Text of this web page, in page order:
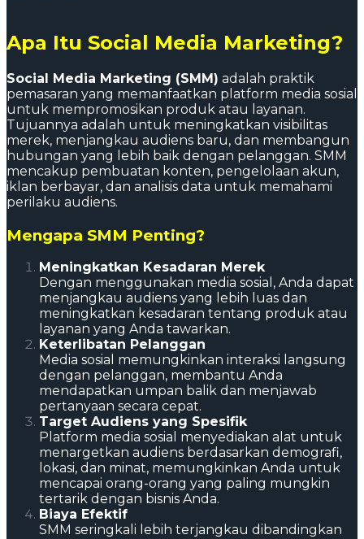
Apa Itu Social Media Marketing?
Social Media Marketing (SMM) adalah praktik
pemasaran yang memanfaatkan platform media sosial
untuk mempromosikan produk atau layanan.
Tujuannya adalah untuk meningkatkan visibilitas
merek, menjangkau audiens baru, dan membangun
hubungan yang lebih baik dengan pelanggan. SMM
mencakup pembuatan konten, pengelolaan akun,
iklan berbayar, dan analisis data untuk memahami
perilaku audiens.
Mengapa SMM Penting?
Meningkatkan Kesadaran Merek
Dengan menggunakan media sosial, Anda dapat
menjangkau audiens yang lebih luas dan
meningkatkan kesadaran tentang produk atau
layanan yang Anda tawarkan.
Keterlibatan Pelanggan
Media sosial memungkinkan interaksi langsung
dengan pelanggan, membantu Anda
mendapatkan umpan balik dan menjawab
pertanyaan secara cepat.
Target Audiens yang Spesifik
Platform media sosial menyediakan alat untuk
menargetkan audiens berdasarkan demografi,
lokasi, dan minat, memungkinkan Anda untuk
mencapai orang-orang yang paling mungkin
tertarik dengan bisnis Anda.
Biaya Efektif
SMM seringkali lebih terjangkau dibandingkan